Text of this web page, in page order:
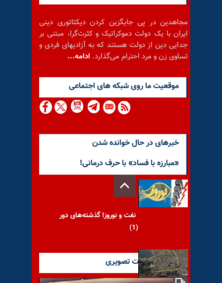
مجاهدین در پی جایگزین کردن دیکتاتوری دینی
ایران با یک دولت دموکراتیک و کثرت‌گرا، مبتنی بر
جدایی دین از دولت هستند که به آزادیهای فردی و
تساوی زن و مرد احترام می‌گذارد. ادامه...
موقعيت ما روى شبكه هاى اجتماعى
خبرهای در حال خوانده شدن
«مبارزه با فساد» با حرف‌ درمانی!
نفت و نوروز! گذشته‌های دور
(1)
آخرین گزارشات تصویری